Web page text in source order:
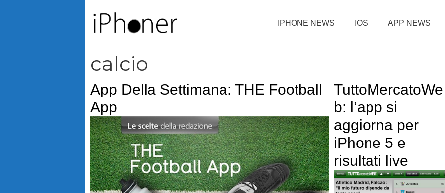
IPHONE NEWS IOS APP NEWS
calcio
App Della Settimana: THE Football
App
TuttoMercatoWe
b: l’app si
aggiorna per
iPhone 5 e
risultati live